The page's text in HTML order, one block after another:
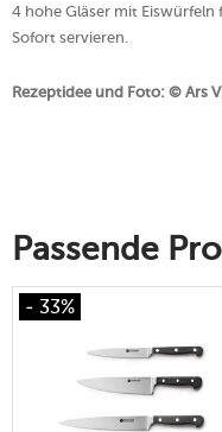
4 hohe Gläser mit Eiswürfeln
Sofort servieren.
Rezeptidee und Foto: © Ars
Passende
- 33%